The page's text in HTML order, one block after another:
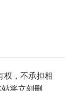
权，不承担相
将立刻删